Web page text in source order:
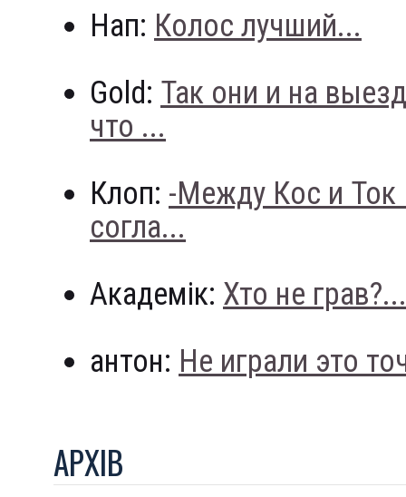
Нап: Колос лучший...
Gold: Так они и на
что ...
Клоп: -Между Кос и
согла...
Академік: Хто не грав?...
антон: Не играли это
АРХIВ